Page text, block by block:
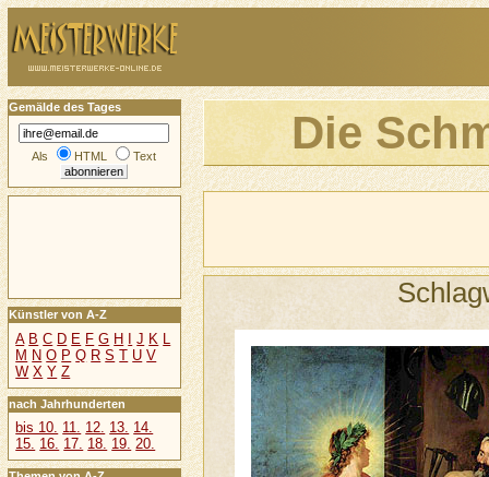
Die
Gemälde des Tages
Als HTML Text
Künstler von A-Z
A B C D E F G H J K L
M N O P Q R S T U V
W X Y Z
nach Jahrhunderten
bis 10. 11. 12. 13. 14.
15. 16. 17. 18. 19. 20.